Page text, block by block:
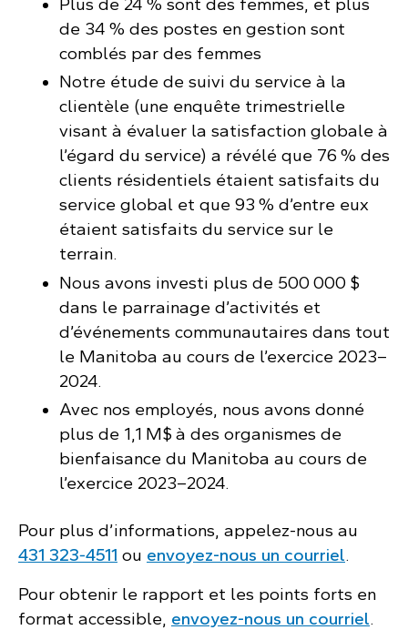
Plus de 24 % sont des femmes, et plus
de 34 % des postes en gestion sont
comblés par des femmes
Notre étude de suivi du service à la
clientèle (une enquête trimestrielle
visant à évaluer la satisfaction globale à
l’égard du service) a révélé que 76 % des
clients résidentiels étaient satisfaits du
service global et que 93 % d’entre eux
étaient satisfaits du service sur le
terrain.
Nous avons investi plus de 500 000 $
dans le parrainage d’activités et
d’événements communautaires dans tout
le Manitoba au cours de l’exercice 2023–
2024.
Avec nos employés, nous avons donné
plus de 1,1 M$ à des organismes de
bienfaisance du Manitoba au cours de
l’exercice 2023–2024.
Pour plus d’informations, appelez-nous au
431 323‑4511 ou envoyez-nous un courriel.
Pour obtenir le rapport et les points forts en
format accessible, envoyez-nous un courriel.